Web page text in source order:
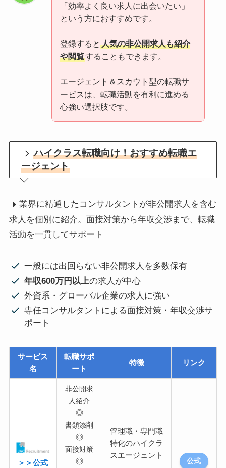
「効率よく良い求人に出会いたい」
という方におすすめです。
登録すると人気の非公開求人も紹介
や閲覧することもできます。
エージェント＆スカウト型の転職サ
ービスは、転職活動を有利に進める
心強い選択肢です。
ハイクラス転職向け！おすすめ転職エ
ージェント
業界に精通したコンサルタントが非公開求人を含む
求人を個別に紹介。面接対策から年収交渉まで、転職
活動を一貫してサポート
一般には出回らない非公開求人を多数保有
年収600万円以上の求人が中心
外資系・グローバル企業の求人に強い
専任コンサルタントによる面接対策・年収交渉サ
ポート
サービス
名
転職サポ
ート
特徴 リンク
＞＞公式
非公開求
人紹介
◎
書類添削
◎
面接対策
◎
管理職・専門職
特化のハイクラ
スエージェント
公式